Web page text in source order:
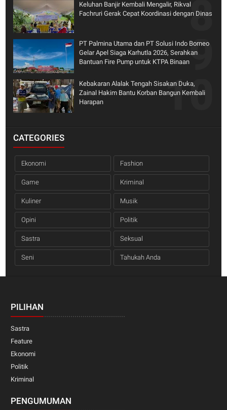
Keluhan Banjir Kembali Mengalir, Rikval
Fachruri Gerak Cepat Koordinasi dengan Dinas
PT Palmina Utama dan PT Solusi Indo Borneo
Gelar Apel Siaga Karhutla 2026, Serahkan
Bantuan Fire Pump untuk KTPA Binaan
Kebakaran Alalak Tengah Sisakan Duka,
Zainal Hakim Bantu Korban Bangun Kembali
Harapan
CATEGORIES
Ekonomi Fashion
Game Kriminal
Kuliner Musik
Opini Politik
Sastra Seksual
Seni Tahukah Anda
PILIHAN
Sastra
Feature
Ekonomi
Politik
Kriminal
PENGUMUMAN